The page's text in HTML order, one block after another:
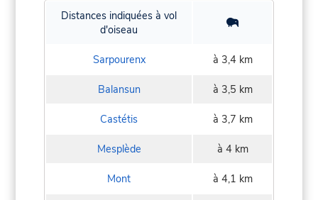
Distances indiquées à vol
d'oiseau
Sarpourenx à 3,4 km
Balansun à 3,5 km
Castétis à 3,7 km
Mesplède à 4 km
Mont à 4,1 km